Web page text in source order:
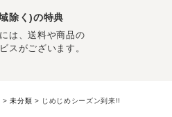
除く)の特典
は、送料や商品の
スがございます。
>未分類 > じめじめシーズン到来!!